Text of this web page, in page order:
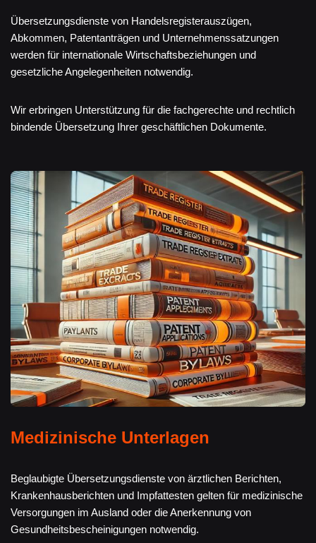
Übersetzungsdienste von Handelsregisterauszügen,
Abkommen, Patentanträgen und Unternehmenssatzungen
werden für internationale Wirtschaftsbeziehungen und
gesetzliche Angelegenheiten notwendig.
Wir erbringen Unterstützung für die fachgerechte und rechtlich
bindende Übersetzung Ihrer geschäftlichen Dokumente.
Medizinische Unterlagen
Beglaubigte Übersetzungsdienste von ärztlichen Berichten,
Krankenhausberichten und Impfattesten gelten für medizinische
Versorgungen im Ausland oder die Anerkennung von
Gesundheitsbescheinigungen notwendig.